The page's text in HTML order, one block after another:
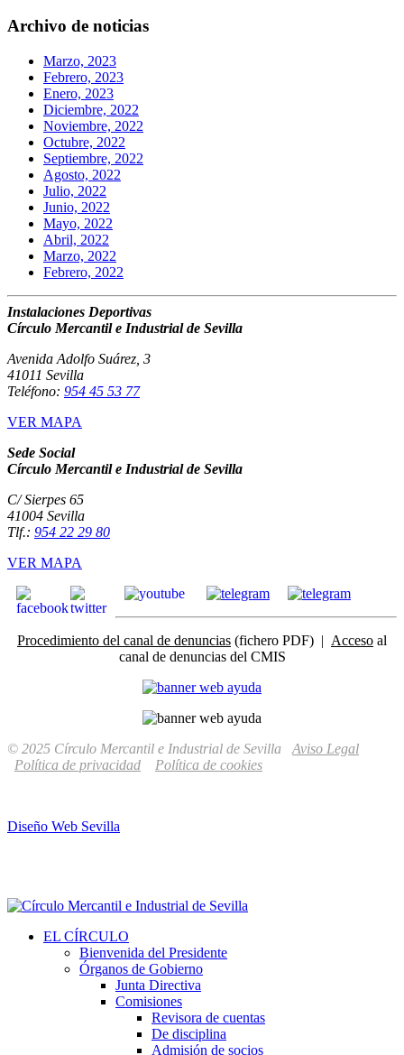
Archivo de noticias
Marzo, 2023
Febrero, 2023
Enero, 2023
Diciembre, 2022
Noviembre, 2022
Octubre, 2022
Septiembre, 2022
Agosto, 2022
Julio, 2022
Junio, 2022
Mayo, 2022
Abril, 2022
Marzo, 2022
Febrero, 2022
Instalaciones Deportivas
Círculo Mercantil e Industrial de Sevilla
Avenida Adolfo Suárez, 3
41011 Sevilla
Teléfono: 954 45 53 77
VER MAPA
Sede Social
Círculo Mercantil e Industrial de Sevilla
C/ Sierpes 65
41004 Sevilla
Tlf.: 954 22 29 80
VER MAPA
Procedimiento del canal de denuncias (fichero PDF) | Acceso al
canal de denuncias del CMIS
© 2025 Círculo Mercantil e Industrial de Sevilla Aviso Legal
Política de privacidad
Política de cookies
Diseño Web Sevilla
EL CÍRCULO
Bienvenida del Presidente
Órganos de Gobierno
Junta Directiva
Comisiones
Revisora de cuentas
De disciplina
Admisión de socios